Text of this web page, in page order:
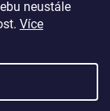
neustále
Více